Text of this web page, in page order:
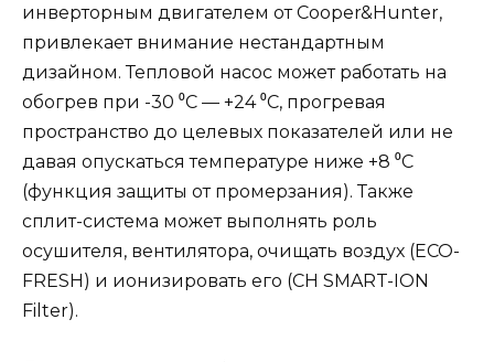
инверторным двигателем от Cooper&Hunter,
привлекает внимание нестандартным
дизайном. Тепловой насос может работать на
обогрев при -30 ⁰С — +24 ⁰С, прогревая
пространство до целевых показателей или не
давая опускаться температуре ниже +8 ⁰С
(функция защиты от промерзания). Также
сплит-система может выполнять роль
осушителя, вентилятора, очищать воздух (ЕСО-
FRESH) и ионизировать его (CH SMART-ION
Filter).